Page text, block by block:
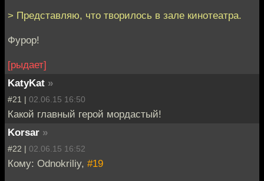
> Представляю, что творилось в зале кинотеатра.
Фурор!
[рыдает]
KatyKat »
#21 | 02.06.15 16:50
Какой главный герой мордастый!
Korsar »
#22 | 02.06.15 16:52
Кому: Odnokriliy, #19